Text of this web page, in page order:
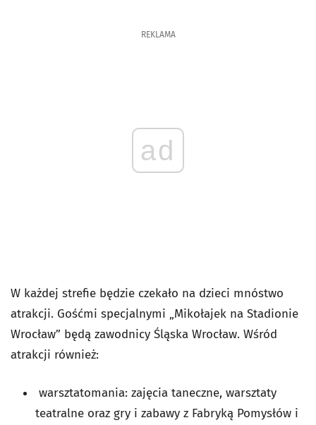
REKLAMA
ad
W każdej strefie będzie czekało na dzieci mnóstwo
atrakcji. Gośćmi specjalnymi „Mikołajek na Stadionie
Wrocław” będą zawodnicy Śląska Wrocław. Wśród
atrakcji również:
warsztatomania: zajęcia taneczne, warsztaty
teatralne oraz gry i zabawy z Fabryką Pomysłów i